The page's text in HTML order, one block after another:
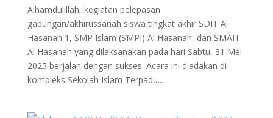
Alhamdulillah, kegiatan pelepasan
gabungan/akhirussanah siswa tingkat akhir SDIT Al
Hasanah 1, SMP Islam (SMPI) Al Hasanah, dan SMAIT
Al Hasanah yang dilaksanakan pada hari Sabtu, 31 Mei
2025 berjalan dengan sukses. Acara ini diadakan di
kompleks Sekolah Islam Terpadu...